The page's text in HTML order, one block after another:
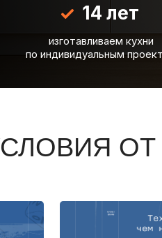
14 лет
изготавливаем кухни
по индивидуальным